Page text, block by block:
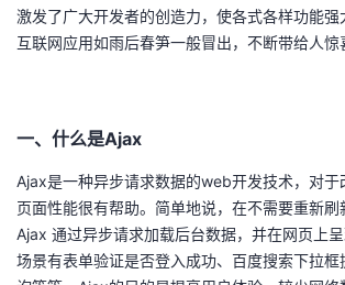
主
的
发
者
我
激发了广大开发者的创造力，使各式各样功能强
互联网应用如雨后春笋一般冒出，不断带给人惊
一、什么是Ajax
Ajax是一种异步请求数据的web开发技术，对于
页面性能很有帮助。简单地说，在不需要重新刷
Ajax 通过异步请求加载后台数据，并在网页上
场景有表单验证是否登入成功、百度搜索下拉